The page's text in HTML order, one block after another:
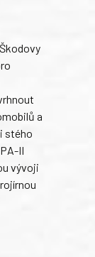
a
stého
II
vývoji